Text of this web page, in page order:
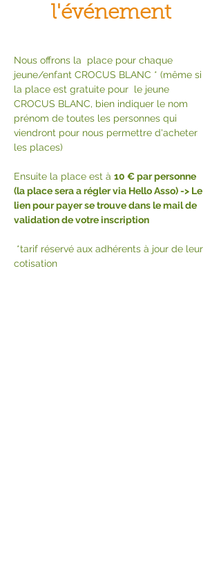
l'événement
Nous offrons la  place pour chaque
jeune/enfant CROCUS BLANC * (même si
la place est gratuite pour  le jeune
CROCUS BLANC, bien indiquer le nom
prénom de toutes les personnes qui
viendront pour nous permettre d'acheter
les places)
Ensuite la place est à 10 € par personne
(la place sera a régler via Hello Asso) -> Le
lien pour payer se trouve dans le mail de
validation de votre inscription
cotisation